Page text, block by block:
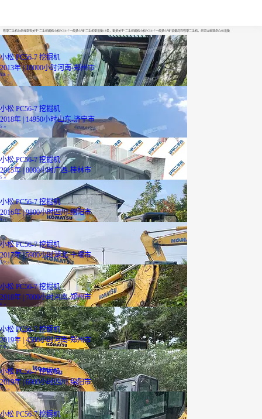
铁甲二手机为您找到有关于“二手挖掘机小松PC56-7一般多少钱”二手机型设备18条，更多关于“二手挖掘机小松PC56-7一般多少钱”设备尽在铁甲二手机，您可以挑选您心仪设备
小松 PC56-7 挖掘机
2013年 | 10000小时河南-郑州市
3.8 万
小松 PC56-7 挖掘机
2018年 | 14950小时山东-济宁市
5
小松 PC56-7 挖掘机
2015年 | 8000小时广西-桂林市
5 万
小松 PC56-7 挖掘机
2016年 | 9800小时四川-绵阳市
4万
小松 PC56-7 挖掘机
2017年 | 5980小时湖北-十堰市
5.9万
小松 PC56-7 挖掘机
2018年 | 7000小时河南-郑州市
6 万
小松 PC56-7 挖掘机
2019年 | 4500小时河南-郑州市
7.8万
小松 PC56-7 挖掘机
2019年 | 6900小时四川-绵阳市
5.5万
小松 PC56-7 挖掘机